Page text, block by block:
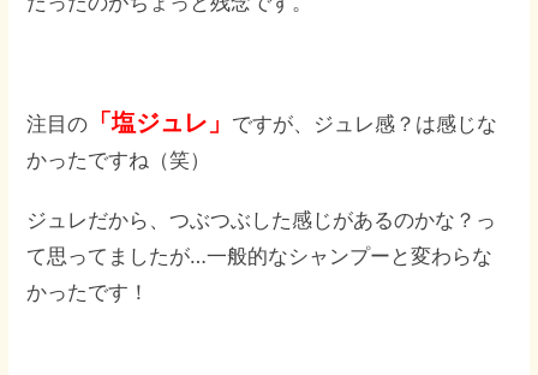
注目の 「塩ジュレ」 ですが、ジュレ感？は感じな
かったですね（笑）
ジュレだから、つぶつぶした感じがあるのかな？っ
て思ってましたが…一般的なシャンプーと変わらな
かったです！